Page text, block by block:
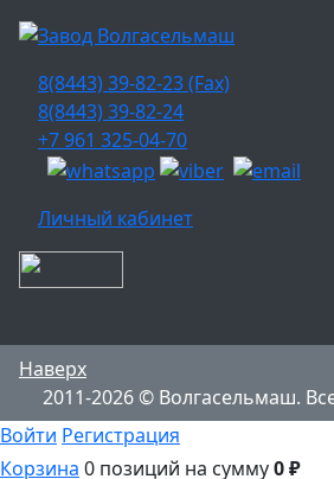
8(8443) 39-82-23 (Fax)
8(8443) 39-82-24
+7 961 325-04-70
Личный кабинет
Наверх
2011-2026 © Волгасельмаш.
Войти Регистрация
Корзина 0 позиций на сумму0 ₽